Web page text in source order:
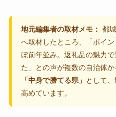
地元編集者の取材メモ： 都
へ取材したところ、「ポイ
ぼ前年並み。返礼品の魅力
た」との声が複数の自治体
「中身で勝てる県」 として
高めています。